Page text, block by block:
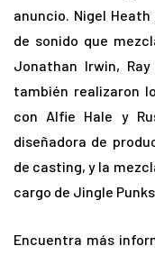
anuncio. Nigel
de sonido que
Jonathan Irwin,
también realizaron
con Alfie Hale y
diseñadora de
de casting, y la
cargo de Jingle
Encuentra más